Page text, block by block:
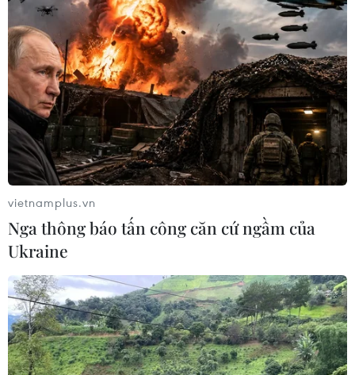
vietnamplus.vn
Nga thông báo tấn công căn cứ ngầm của
Ukraine